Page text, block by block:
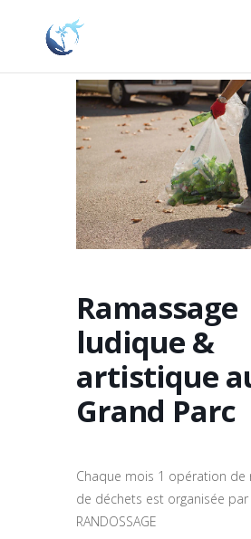
Ramassage
ludique &
artistique
Grand Parc
Chaque mois 1 opération de
de déchets est organisée par
RANDOSSAGE